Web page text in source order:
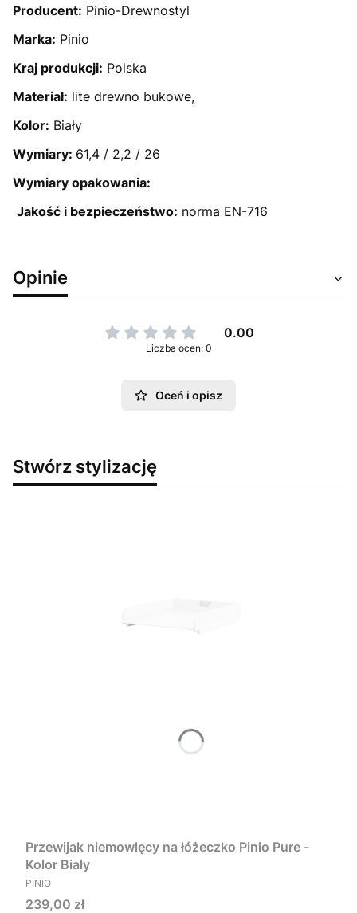
Producent: Pinio-Drewnostyl
Marka: Pinio
Kraj produkcji: Polska
Materiał: lite drewno bukowe,
Kolor: Biały
Wymiary: 61,4 / 2,2 / 26
Wymiary opakowania:
Jakość i bezpieczeństwo: norma EN-716
Opinie
0.00
Liczba ocen: 0
Oceń i opisz
Stwórz stylizację
Przewijak niemowlęcy na łóżeczko Pinio Pure -
Kolor Biały
PRODUCENT
PINIO
Cena
239,00 zł